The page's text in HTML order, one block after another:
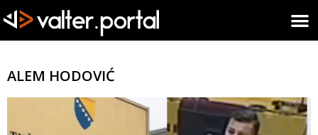
ALEM HODOVIĆ